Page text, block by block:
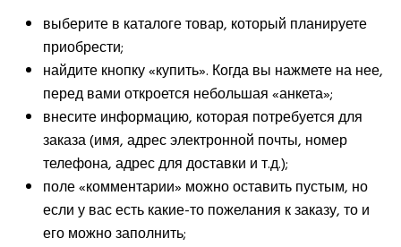
выберите в каталоге товар, который планируете
приобрести;
найдите кнопку «купить». Когда вы нажмете на нее,
перед вами откроется небольшая «анкета»;
внесите информацию, которая потребуется для
заказа (имя, адрес электронной почты, номер
телефона, адрес для доставки и т.д.);
поле «комментарии» можно оставить пустым, но
если у вас есть какие-то пожелания к заказу, то и
его можно заполнить;